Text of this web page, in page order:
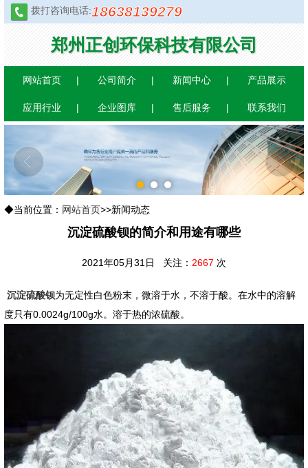
拨打咨询电话:18638139279
郑州正创环保科技有限公司
网站首页 公司简介 新闻中心 产品展示
应用行业 企业图库 售后服务 联系我们
1 2
3
◆当前位置： 网站首页>>新闻动态
沉淀硫酸钡的简介和用途有哪些
2021年05月31日 关注： 2667 次
沉淀硫酸钡为无定性白色粉末，微溶于水，不溶于酸。在水中的溶解
度只有0.0024g/100g水。溶于热的浓硫酸。